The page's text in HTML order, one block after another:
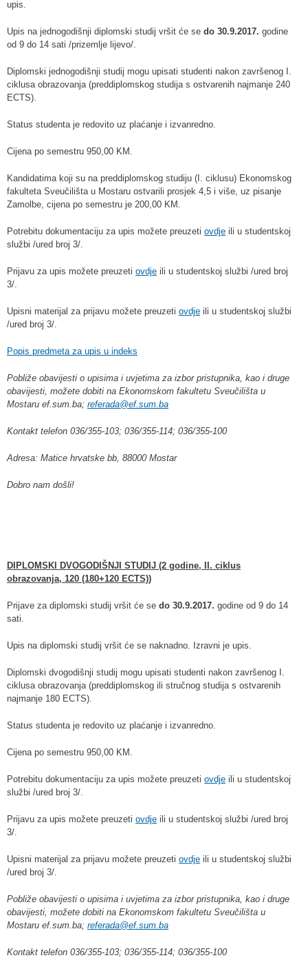
upis.
Upis na jednogodišnji diplomski studij vršit će se do 30.9.2017. godine
od 9 do 14 sati /prizemlje lijevo/.
Diplomski jednogodišnji studij mogu upisati studenti nakon završenog I.
ciklusa obrazovanja (preddiplomskog studija s ostvarenih najmanje 240
ECTS).
Status studenta je redovito uz plaćanje i izvanredno.
Cijena po semestru 950,00 KM.
Kandidatima koji su na preddiplomskog studiju (I. ciklusu) Ekonomskog
fakulteta Sveučilišta u Mostaru ostvarili prosjek 4,5 i više, uz pisanje
Zamolbe, cijena po semestru je 200,00 KM.
Potrebitu dokumentaciju za upis možete preuzeti ovdje ili u studentskoj
službi /ured broj 3/.
Prijavu za upis možete preuzeti ovdje ili u studentskoj službi /ured broj
3/.
Upisni materijal za prijavu možete preuzeti ovdje ili u studentskoj službi
/ured broj 3/.
Popis predmeta za upis u indeks
Pobliže obavijesti o upisima i uvjetima za izbor pristupnika, kao i druge
obavijesti, možete dobiti na Ekonomskom fakultetu Sveučilišta u
Mostaru ef.sum.ba; referada@ef.sum.ba
Kontakt telefon 036/355-103; 036/355-114; 036/355-100
Adresa: Matice hrvatske bb, 88000 Mostar
Dobro nam došli!
DIPLOMSKI DVOGODIŠNJI STUDIJ (2 godine, II. ciklus
obrazovanja, 120 (180+120 ECTS))
Prijave za diplomski studij vršit će se do 30.9.2017. godine od 9 do 14
sati.
Upis na diplomski studij vršit će se naknadno. Izravni je upis.
Diplomski dvogodišnji studij mogu upisati studenti nakon završenog I.
ciklusa obrazovanja (preddiplomskog ili stručnog studija s ostvarenih
najmanje 180 ECTS).
Status studenta je redovito uz plaćanje i izvanredno.
Cijena po semestru 950,00 KM.
Potrebitu dokumentaciju za upis možete preuzeti ovdje ili u studentskoj
službi /ured broj 3/.
Prijavu za upis možete preuzeti ovdje ili u studentskoj službi /ured broj
3/.
Upisni materijal za prijavu možete preuzeti ovdje ili u studentskoj službi
/ured broj 3/.
Pobliže obavijesti o upisima i uvjetima za izbor pristupnika, kao i druge
obavijesti, možete dobiti na Ekonomskom fakultetu Sveučilišta u
Mostaru ef.sum.ba; referada@ef.sum.ba
Kontakt telefon 036/355-103; 036/355-114; 036/355-100